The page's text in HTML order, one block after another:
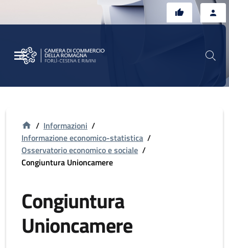
/ Informazioni /
Informazione economico-statistica /
Osservatorio economico e sociale /
Congiuntura Unioncamere
Congiuntura
Unioncamere